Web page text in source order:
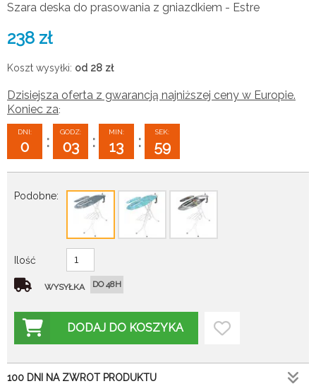
Szara deska do prasowania z gniazdkiem - Estre
238 zł
Koszt wysyłki: od 28 zł
Dzisiejsza oferta z gwarancją najniższej ceny w Europie.
Koniec za:
DNI:
0 :
GODZ:
03 :
MIN:
13 :
SEK:
58
Podobne:
Ilość
WYSYŁKA DO 48H
DODAJ DO KOSZYKA
100 DNI NA ZWROT PRODUKTU